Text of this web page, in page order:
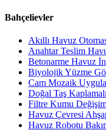
Bahçelievler
Akıllı Havuz
Anahtar Teslim
Betonarme Havuz
Biyolojik Yüzme
Cam Mozaik
Doğal Taş
Filtre Kumu
Havuz Çevresi
Havuz Robotu